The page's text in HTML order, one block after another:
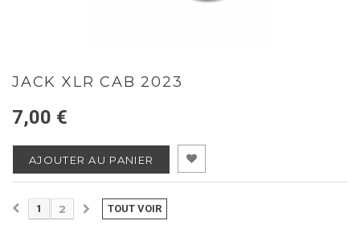
JACK XLR CAB 2023
7,00 €
AJOUTER AU PANIER
TOUT VOIR
1 2